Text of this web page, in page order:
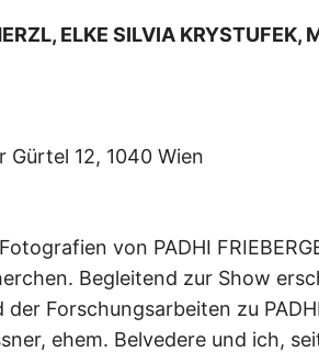
ELKE SILVIA KRYSTUFEK,
Gürtel 12, 1040 Wien
von PADHI
Begleitend zur Show
Forschungsarbeiten zu PADHI
ehem. Belvedere und ich,